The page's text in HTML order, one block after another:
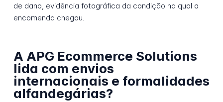
de dano, evidência fotográfica da condição na qual a
encomenda chegou.
A APG Ecommerce Solutions
lida com envios
internacionais e formalidades
alfandegárias?